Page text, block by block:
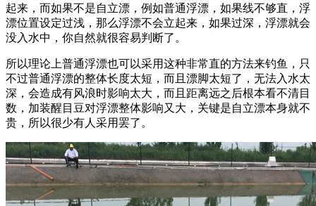
起来，而如果不是自立漂，例如普通浮漂，如果线不够直，浮
漂位置设定过浅，那么浮漂不会立起来，如果过深，浮漂就会
没入水中，你自然就很容易判断了。
所以理论上普通浮漂也可以采用这种非常直的方法来钓鱼，只
不过普通浮漂的整体长度太短，而且漂脚太短了，无法入水太
深，会造成有风浪时影响太大，而且距离远之后根本看不清目
数，加装醒目豆对浮漂整体影响又大，关键是自立漂本身就不
贵，所以很少有人采用罢了。